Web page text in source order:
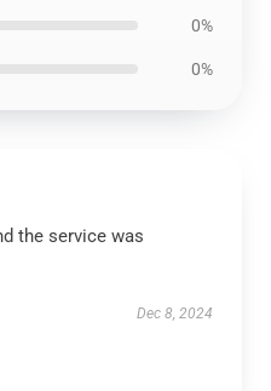
0%
0%
the service was
Dec 8, 2024